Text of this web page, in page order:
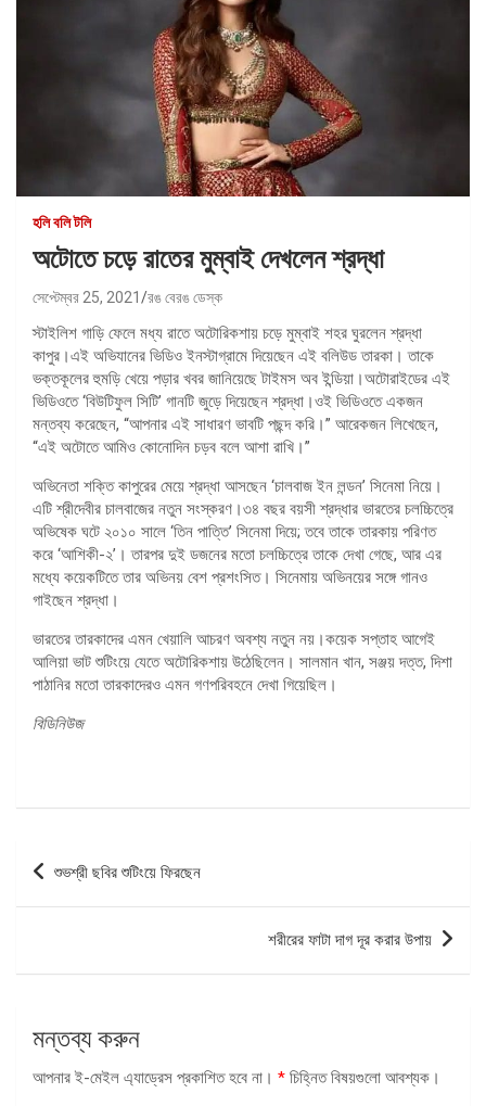
হলি বলি টলি
অটোতে চড়ে রাতের মুম্বাই দেখলেন শ্রদ্ধা
সেপ্টেম্বর 25, 2021 রঙ বেরঙ ডেস্ক
স্টাইলিশ গাড়ি ফেলে মধ্য রাতে অটোরিকশায় চড়ে মুম্বাই শহর ঘুরলেন শ্রদ্ধা
কাপুর।এই অভিযানের ভিডিও ইনস্টাগ্রামে দিয়েছেন এই বলিউড তারকা। তাকে
ভক্তকূলের হুমড়ি খেয়ে পড়ার খবর জানিয়েছে টাইমস অব ইন্ডিয়া।অটোরাইডের এই
ভিডিওতে ‘বিউটিফুল সিটি’ গানটি জুড়ে দিয়েছেন শ্রদ্ধা।ওই ভিডিওতে একজন
মন্তব্য করেছেন, “আপনার এই সাধারণ ভাবটি পছন্দ করি।” আরেকজন লিখেছেন,
“এই অটোতে আমিও কোনোদিন চড়ব বলে আশা রাখি।”
অভিনেতা শক্তি কাপুরের মেয়ে শ্রদ্ধা আসছেন ‘চালবাজ ইন লন্ডন’ সিনেমা নিয়ে।
এটি শ্রীদেবীর চালবাজের নতুন সংস্করণ।৩৪ বছর বয়সী শ্রদ্ধার ভারতের চলচ্চিত্রে
অভিষেক ঘটে ২০১০ সালে ‘তিন পাত্তি’ সিনেমা দিয়ে; তবে তাকে তারকায় পরিণত
করে ‘আশিকী-২’। তারপর দুই ডজনের মতো চলচ্চিত্রে তাকে দেখা গেছে, আর এর
মধ্যে কয়েকটিতে তার অভিনয় বেশ প্রশংসিত। সিনেমায় অভিনয়ের সঙ্গে গানও
গাইছেন শ্রদ্ধা।
ভারতের তারকাদের এমন খেয়ালি আচরণ অবশ্য নতুন নয়।কয়েক সপ্তাহ আগেই
আলিয়া ভাট শুটিংয়ে যেতে অটোরিকশায় উঠেছিলেন। সালমান খান, সঞ্জয় দত্ত, দিশা
পাঠানির মতো তারকাদেরও এমন গণপরিবহনে দেখা গিয়েছিল।
বিডিনিউজ
পোস্ট
ন্যাভিগেশন
শুভশ্রী ছবির শুটিংয়ে ফিরছেন
শরীরের ফাটা দাগ দূর করার উপায়
মন্তব্য করুন
আপনার ই-মেইল এ্যাড্রেস প্রকাশিত হবে না। * চিহ্নিত বিষয়গুলো আবশ্যক।